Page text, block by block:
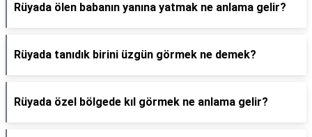
Rüyada ölen babanın yanına yatmak ne anlama gelir?
Rüyada tanıdık birini üzgün görmek ne demek?
Rüyada özel bölgede kıl görmek ne anlama gelir?